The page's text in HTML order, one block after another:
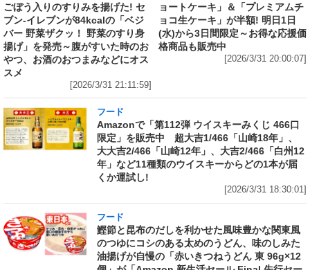
ごぼう入りのすりみを揚げた! セ
ブン‐イレブンが84kcalの「ベジ
バー 野菜ザクッ！ 野菜のすり身
揚げ」を発売～腹がすいた時のお
やつ、お酒のおつまみなどにオス
スメ
[2026/3/31 21:11:59]
ョートケーキ」＆「プレミアムチ
ョコ生ケーキ」が半額! 明日1日
(水)から3日間限定～お得な応援価
格商品も販売中
[2026/3/31 20:00:07]
フード
Amazonで「第112弾 ウイスキーみくじ 466口
限定」を販売中 超大吉1/466「山崎18年」、
大大吉2/466「山崎12年」、大吉2/466「白州12
年」など11種類のウイスキーからどの1本が届
くか運試し!
[2026/3/31 18:30:01]
フード
鰹節と昆布のだしを利かせた風味豊かな関東風
のつゆにコシのある太めのうどん、味のしみた
油揚げが自慢の「赤いきつねうどん 東 96g×12